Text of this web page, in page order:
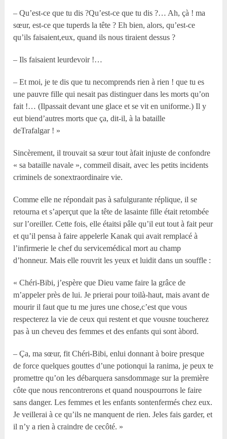
– Qu’est-ce que tu dis ?Qu’est-ce que tu dis ?… Ah, çà ! ma
sœur, est-ce que tuperds la tête ? Eh bien, alors, qu’est-ce
qu’ils faisaient,eux, quand ils nous tiraient dessus ?
– Ils faisaient leurdevoir !…
– Et moi, je te dis que tu necomprends rien à rien ! que tu es
une pauvre fille qui nesait pas distinguer dans les morts qu’on
fait !… (Ilpassait devant une glace et se vit en uniforme.) Il y
eut biend’autres morts que ça, dit-il, à la bataille
deTrafalgar ! »
Sincèrement, il trouvait sa sœur tout àfait injuste de confondre
« sa bataille navale », commeil disait, avec les petits incidents
criminels de sonextraordinaire vie.
Comme elle ne répondait pas à safulgurante réplique, il se
retourna et s’aperçut que la tête de lasainte fille était retombée
sur l’oreiller. Cette fois, elle étaitsi pâle qu’il eut tout à fait peur
et qu’il pensa à faire appelerle Kanak qui avait remplacé à
l’infirmerie le chef du servicemédical mort au champ
d’honneur. Mais elle rouvrit les yeux et luidit dans un souffle :
« Chéri-Bibi, j’espère que Dieu vame faire la grâce de
m’appeler près de lui. Je prierai pour toilà-haut, mais avant de
mourir il faut que tu me jures une chose,c’est que vous
respecterez la vie de ceux qui restent et que vousne toucherez
pas à un cheveu des femmes et des enfants qui sont àbord.
– Ça, ma sœur, fit Chéri-Bibi, enlui donnant à boire presque
de force quelques gouttes d’une potionqui la ranima, je peux te
promettre qu’on les débarquera sansdommage sur la première
côte que nous rencontrerons et quand nouspourrons le faire
sans danger. Les femmes et les enfants sontenfermés chez eux.
Je veillerai à ce qu’ils ne manquent de rien. Jeles fais garder, et
il n’y a rien à craindre de cecôté. »